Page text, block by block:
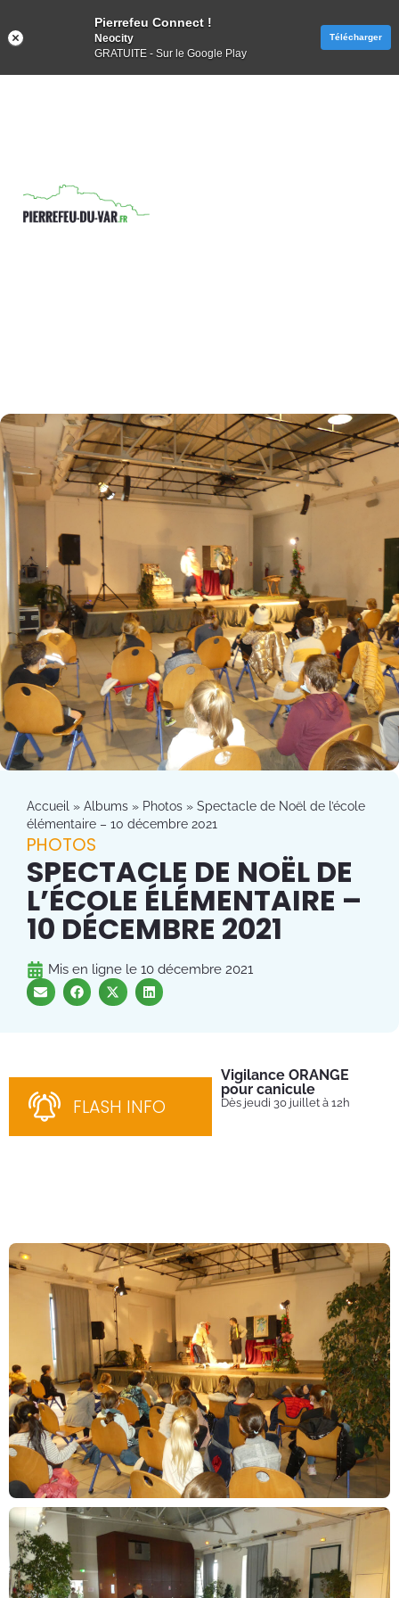
Accueil » Albums » Photos » Spectacle de Noël de l’école
élémentaire – 10 décembre 2021
PHOTOS
SPECTACLE DE NOËL DE
L’ÉCOLE ÉLÉMENTAIRE –
10 DÉCEMBRE 2021
Mis en ligne le 10 décembre 2021
FLASH INFO
Vigilance ORANGE
pour canicule
Dès jeudi 30 juillet à 12h
Pierrefeu Connect !
Neocity
GRATUITE - Sur le Google Play
Télécharger